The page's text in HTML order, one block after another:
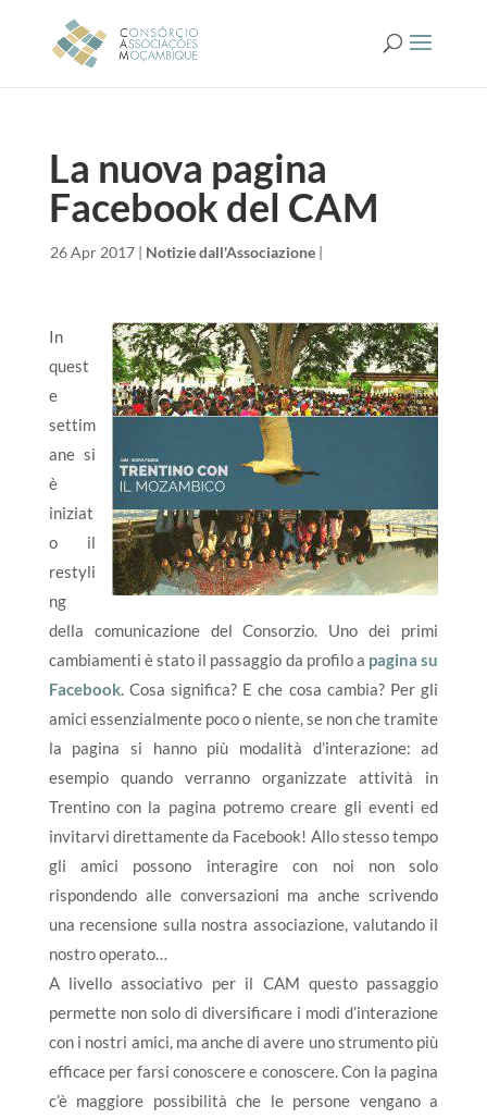
La nuova pagina
Facebook del CAM
26 Apr 2017| Notizie dall'Associazione|
In
quest
e
settim
ane si
è
iniziat
o il
restyli
ng
della comunicazione del Consorzio. Uno dei primi
cambiamenti è stato il passaggio da profilo a pagina su
Facebook. Cosa significa? E che cosa cambia? Per gli
amici essenzialmente poco o niente, se non che tramite
la pagina si hanno più modalità d’interazione: ad
esempio quando verranno organizzate attività in
Trentino con la pagina potremo creare gli eventi ed
invitarvi direttamente da Facebook! Allo stesso tempo
gli amici possono interagire con noi non solo
rispondendo alle conversazioni ma anche scrivendo
una recensione sulla nostra associazione, valutando il
nostro operato…
A livello associativo per il CAM questo passaggio
permette non solo di diversificare i modi d’interazione
con i nostri amici, ma anche di avere uno strumento più
efficace per farsi conoscere e conoscere. Con la pagina
c’è maggiore possibilità che le persone vengano a